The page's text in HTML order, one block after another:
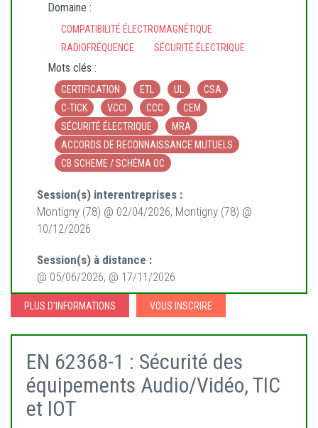
Domaine :
COMPATIBILITÉ ÉLECTROMAGNÉTIQUE
RADIOFRÉQUENCE
SÉCURITÉ ÉLECTRIQUE
Mots clés :
CERTIFICATION ETL UL
CSA
C-TICK
VCCI CCC
CEM
SÉCURITÉ ÉLECTRIQUE
MRA
ACCORDS DE RECONNAISSANCE MUTUELS
CB SCHEME / SCHÉMA OC
Session(s) interentreprises :
Montigny (78) @ 02/04/2026, Montigny (78) @
10/12/2026
Session(s) à distance :
@ 05/06/2026, @ 17/11/2026
PLUS D'INFORMATIONS VOUS INSCRIRE
EN 62368-1 : Sécurité des
équipements Audio/Vidéo, TIC
et IOT